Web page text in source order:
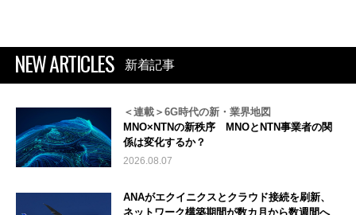
NEW ARTICLES 新着記事
＜連載＞6G時代の新・業界地図
MNO×NTNの新秩序 MNOとNTN事業者の関
係は変化するか？
2026.08.07
ANAがエクイニクスとクラウド接続を刷新、
ネットワーク構築期間が数カ月から数週間へ